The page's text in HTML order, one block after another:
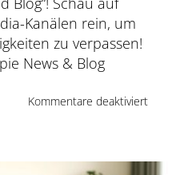
Kanälen rein, um
zu verpassen!
News & Blog
Kommentare deaktiviertfür
in